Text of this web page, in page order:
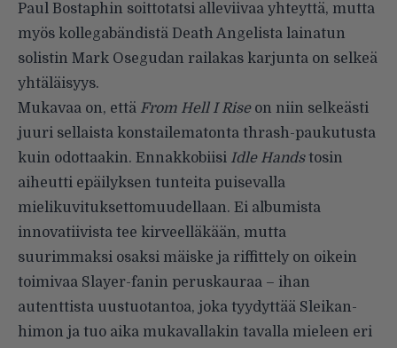
Paul Bostaphin soittotatsi alleviivaa yhteyttä, mutta
myös kollegabändistä Death Angelista lainatun
solistin Mark Osegudan railakas karjunta on selkeä
yhtäläisyys.
Mukavaa on, että From Hell I Rise on niin selkeästi
juuri sellaista konstailematonta thrash-paukutusta
kuin odottaakin. Ennakkobiisi Idle Handstosin
aiheutti epäilyksen tunteita puisevalla
mielikuvituksettomuudellaan. Ei albumista
innovatiivista tee kirveelläkään, mutta
suurimmaksi osaksi mäiske ja riffittely on oikein
toimivaa Slayer-fanin peruskauraa – ihan
autenttista uustuotantoa, joka tyydyttää Sleikan-
himon ja tuo aika mukavallakin tavalla mieleen eri